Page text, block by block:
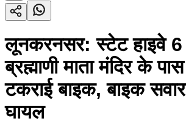
लूनकरनसर: स्टेट हाइवे 6
ब्रह्माणी माता मंदिर के
टकराई बाइक, बाइक
घायल